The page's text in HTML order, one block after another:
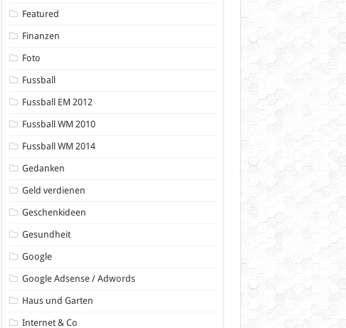
Featured
Finanzen
Foto
Fussball
Fussball EM 2012
Fussball WM 2010
Fussball WM 2014
Gedanken
Geld verdienen
Geschenkideen
Gesundheit
Google
Google Adsense / Adwords
Haus und Garten
Internet & Co